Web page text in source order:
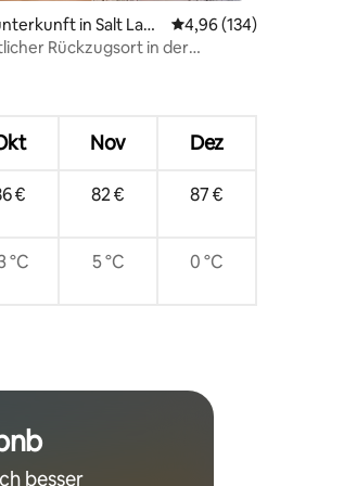
4,89 von 5, 46 Bewertungen
in Salt Lake
Durchschnittliche
4,96 (134)
Rückzugsort in der
Nov Dez
€ 82 € 87 €
°C 5 °C 0 °C
besser